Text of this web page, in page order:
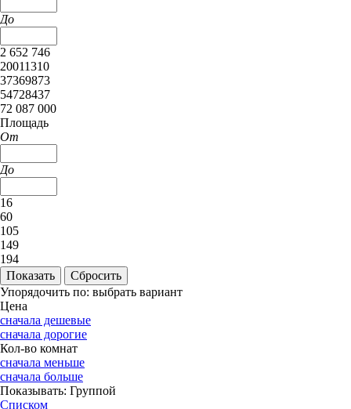
До
2 652 746
20011310
37369873
54728437
72 087 000
Площадь
От
До
16
60
105
149
194
Упорядочить по: выбрать вариант
Цена
сначала дешевые
сначала дорогие
Кол-во комнат
сначала меньше
сначала больше
Показывать: Группой
Списком